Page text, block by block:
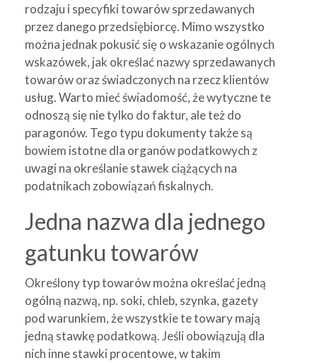
rodzaju i specyfiki towarów sprzedawanych
przez danego przedsiębiorcę. Mimo wszystko
można jednak pokusić się o wskazanie ogólnych
wskazówek, jak określać nazwy sprzedawanych
towarów oraz świadczonych na rzecz klientów
usług. Warto mieć świadomość, że wytyczne te
odnoszą się nie tylko do faktur, ale też do
paragonów. Tego typu dokumenty także są
bowiem istotne dla organów podatkowych z
uwagi na określanie stawek ciążących na
podatnikach zobowiązań fiskalnych.
Jedna nazwa dla jednego
gatunku towarów
Określony typ towarów można określać jedną
ogólną nazwą, np. soki, chleb, szynka, gazety
pod warunkiem, że wszystkie te towary mają
jedną stawkę podatkową. Jeśli obowiązują dla
nich inne stawki procentowe, w takim